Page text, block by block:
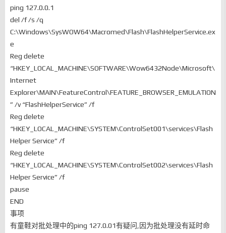
ping 127.0.0.1
del /f /s /q
C:\Windows\SysWOW64\Macromed\Flash\FlashHelperService.ex
e
Reg delete
“HKEY_LOCAL_MACHINE\SOFTWARE\Wow6432Node\Microsoft\
Internet
Explorer\MAIN\FeatureControl\FEATURE_BROWSER_EMULATION
” /v “FlashHelperService” /f
Reg delete
“HKEY_LOCAL_MACHINE\SYSTEM\ControlSet001\services\Flash
Helper Service” /f
Reg delete
“HKEY_LOCAL_MACHINE\SYSTEM\ControlSet002\services\Flash
Helper Service” /f
pause
END
事项
有童鞋对批处理中的ping 127.0.01有疑问,因为批处理没有延时命